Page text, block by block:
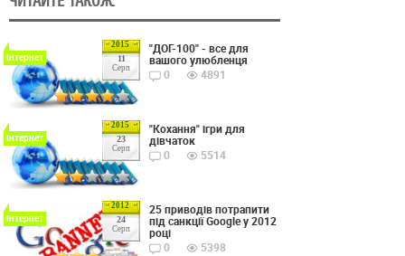
2015
11
Серп
Інтернет
"ДОГ-100" - все для
вашого улюбленця
0
4891
2015
23
Серп
Інтернет
"Кохання" ігри для
дівчаток
0
5514
2012
24
Серп
Інтернет
25 приводів потрапити
під санкції Google у 2012
році
0
5398